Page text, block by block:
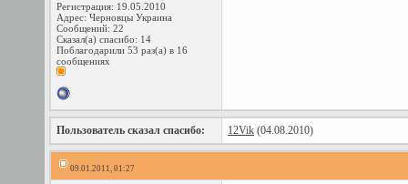
Регистрация: 19.05.2010
Адрес: Черновцы Украина
Сообщений: 22
Сказал(а) спасибо: 14
Поблагодарили 53 раз(а) в 16
сообщениях
Пользователь сказал cпасибо: 12Vik (04.08.2010)
09.01.2011, 01:27